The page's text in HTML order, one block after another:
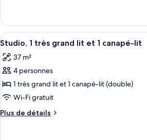
Loft
(ADMIRAL)
le
type
de
Loft
(ADMIRAL)
Afficher
toutes
les
photos
pour
ce
type
de
Une
5
Studio, 1 très grand lit et 1 canapé-lit
37 m²
4 personnes
1 très grand lit et 1 canapé-lit (double)
Wi-Fi gratuit
Plus de détails
Plus